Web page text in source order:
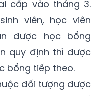
trả hai lần trong
lần thứ nhất cấp
cấp vào tháng 3.
viên, học viên
được học bổng
quy định thì được